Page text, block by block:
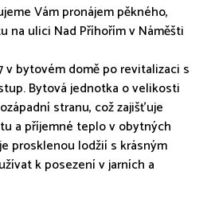
Vám pronájem pěkného,
na ulici Nad Příhořím v Náměšti
v bytovém domě po revitalizaci s
Bytová jednotka o velikosti
stranu, což zajišťuje
a příjemné teplo v obytných
prosklenou lodžií s krásným
k posezení v jarních a